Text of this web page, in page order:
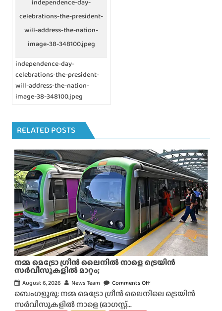
g
a
t
o
n
independence-day-
celebrations-the-president-
will-address-the-nation-
image-38-348100.jpeg
independence-day-
celebrations-the-president-
will-address-the-nation-
image-38-348100.jpeg
RELATED POSTS
നമ്മ മെട്രോ ഗ്രീൻ ലൈനിൽ നാളെ ട്രെയിൻ
സർവീസുകളിൽ മാറ്റം;
August 6, 2026 News Team Comments Off
n
ബെംഗളൂരു: നമ്മ മെട്രോ ഗ്രീൻ ലൈനിലെ ട്രെയിൻ
സർവീസുകളിൽ നാളെ (ഓഗസ്റ്റ്...